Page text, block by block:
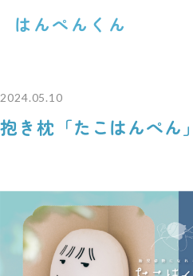
はんぺんくん
2024.05.10
抱き枕「たこはんぺん